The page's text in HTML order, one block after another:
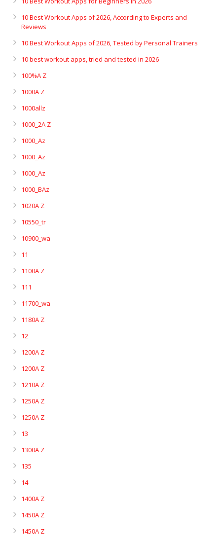
10 Best Workout Apps of 2026, According to Experts and
Reviews
10 Best Workout Apps of 2026, Tested by Personal Trainers
10 best workout apps, tried and tested in 2026
100%A Z
1000A Z
1000allz
1000_2A Z
1000_Az
1000_Az
1000_Az
1000_BAz
1020A Z
10550_tr
10900_wa
11
1100A Z
111
11700_wa
1180A Z
12
1200A Z
1200A Z
1210A Z
1250A Z
1250A Z
13
1300A Z
135
14
1400A Z
1450A Z
1450A Z